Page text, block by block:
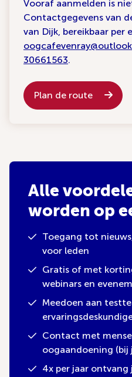
Vooraf aanmelden is
Contactgegevens van
van Dijk, bereikbaar per
30661563.
Plan de route
Alle
worden op
Toegang tot
voor leden
Gratis of met
webinars en
Meedoen aan
Contact met
oogaandoening (bij
4x per jaar ontvang